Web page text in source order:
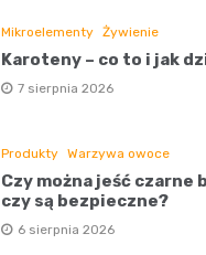
Mikroelementy Żywienie
Karoteny – co to i jak
7 sierpnia 2026
Produkty Warzywa owoce
Czy można jeść czarne
czy są bezpieczne?
6 sierpnia 2026